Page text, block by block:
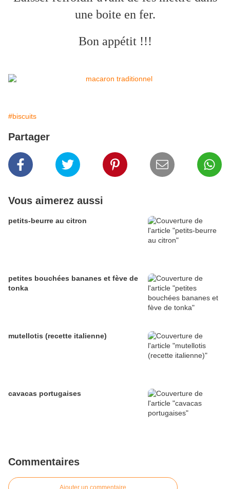
une boite en fer.
Bon appétit !!!
#biscuits
Partager
Vous aimerez aussi
petits-beurre au citron
petites bouchées bananes et fève de
tonka
mutellotis (recette italienne)
cavacas portugaises
Commentaires
Ajouter un commentaire